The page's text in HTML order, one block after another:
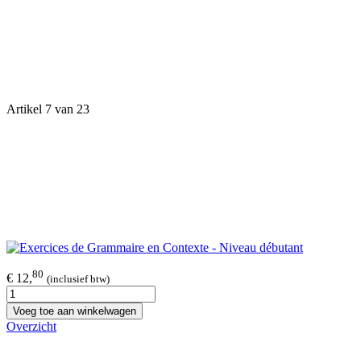
Artikel 7 van 23
€ 12,80 (inclusief btw)
Voeg toe aan winkelwagen
Overzicht